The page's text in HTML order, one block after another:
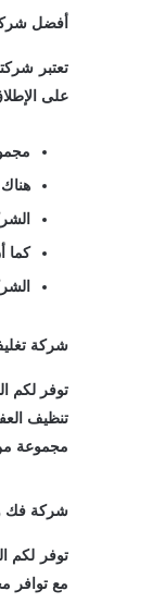
أفضل
تعتبر
على
كما
شركة
توفر لكم
تنظيف
مجموعة من
شركة فك
توفر لكم
مع توافر